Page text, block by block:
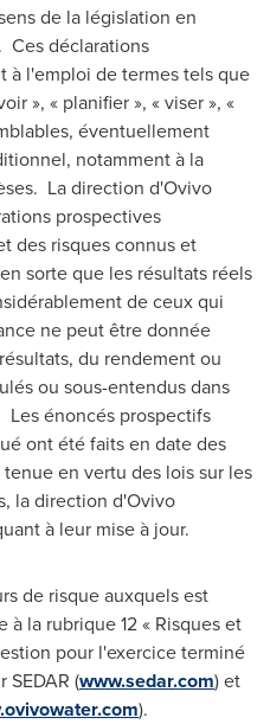
de la législation en
Ces déclarations
à l'emploi de termes tels que
», « planifier », « viser », «
éventuellement
notamment à la
La direction d'Ovivo
prospectives
des risques connus et
sorte que les résultats réels
de ceux qui
ne peut être donnée
du rendement ou
ou sous-entendus dans
énoncés prospectifs
ont été faits en date des
en vertu des lois sur les
la direction d'Ovivo
à leur mise à jour.
de risque auxquels est
la rubrique 12 « Risques et
pour l'exercice terminé
SEDAR (www.sedar.com) et
).